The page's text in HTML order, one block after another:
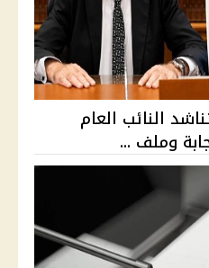
طالبة الـ4% تناشد النائب العام
وملف ...